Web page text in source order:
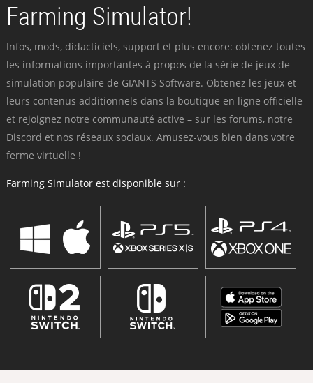
Farming Simulator!
Infos, mods, didacticiels, support et plus encore: obtenez toutes
les informations importantes à propos de la série de jeux de
simulation populaire de GIANTS Software. Obtenez les jeux et
leurs contenus additionnels dans la boutique en ligne officielle
et rejoignez notre communauté active – sur les forums, notre
Discord et nos réseaux sociaux. Amusez-vous bien dans votre
ferme virtuelle !
Farming Simulator est disponible sur :